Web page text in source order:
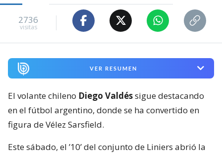
2736
visitas
VER RESUMEN
El volante chileno Diego Valdéssigue destacando
en el fútbol argentino, donde se ha convertido en
figura de Vélez Sarsfield.
Este sábado, el ’10’ del conjunto de Liniers abrió la